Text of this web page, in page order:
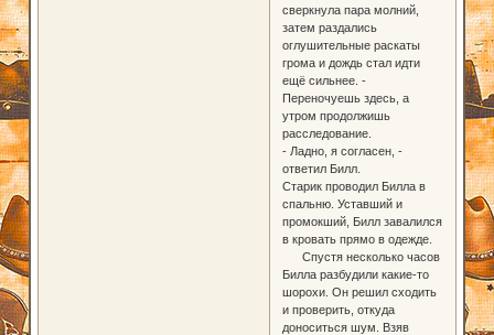
сверкнула пара молний,
затем раздались
оглушительные раскаты
грома и дождь стал идти
ещё сильнее. -
Переночуешь здесь, а
утром продолжишь
расследование.
- Ладно, я согласен, -
ответил Билл.
Старик проводил Билла в
спальню. Уставший и
промокший, Билл завалился
в кровать прямо в одежде.
Спустя несколько часов
Билла разбудили какие-то
шорохи. Он решил сходить
и проверить, откуда
доноситься шум. Взяв